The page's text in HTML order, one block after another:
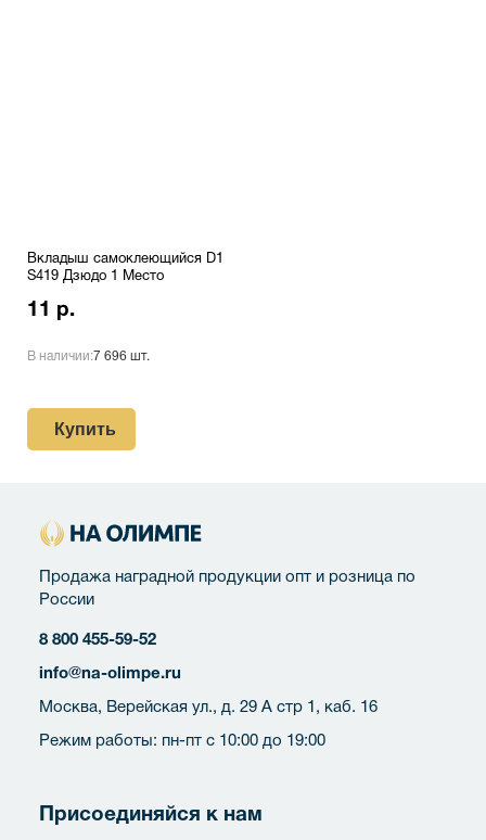
Вкладыш самоклеющийся D1
S419 Дзюдо 1 Место
11 р.
В наличии:7 696 шт.
Купить
Продажа наградной продукции опт и розница по
России
8 800 455-59-52
info@na-olimpe.ru
Москва, Верейская ул., д. 29 А стр 1, каб. 16
Режим работы: пн-пт с 10:00 до 19:00
Присоединяйся к нам